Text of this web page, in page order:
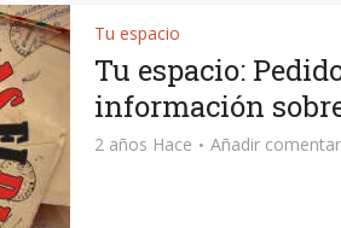
Tu espacio
Tu espacio:
información
2 años Hace Añadir